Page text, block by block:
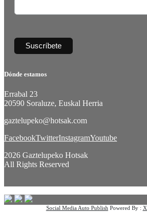
Dónde estamos
Errabal 23
20590 Soraluze, Euskal Herria
gaztelupeko@hotsak.com
FacebookTwitterInstagramYoutube
2026 Gaztelupeko Hotsak
All Rights Reserved
Social Media Auto Publish Powered By :